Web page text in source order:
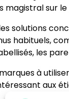
sur le
solutions
habituels,
les
à
aux